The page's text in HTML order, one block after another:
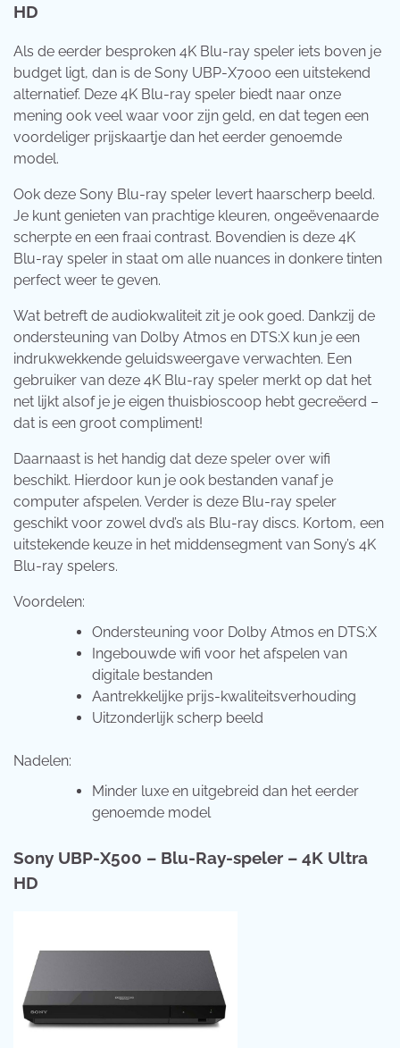
HD
Als de eerder besproken 4K Blu-ray speler iets boven je
budget ligt, dan is de Sony UBP-X7000 een uitstekend
alternatief. Deze 4K Blu-ray speler biedt naar onze
mening ook veel waar voor zijn geld, en dat tegen een
voordeliger prijskaartje dan het eerder genoemde
model.
Ook deze Sony Blu-ray speler levert haarscherp beeld.
Je kunt genieten van prachtige kleuren, ongeëvenaarde
scherpte en een fraai contrast. Bovendien is deze 4K
Blu-ray speler in staat om alle nuances in donkere tinten
perfect weer te geven.
Wat betreft de audiokwaliteit zit je ook goed. Dankzij de
ondersteuning van Dolby Atmos en DTS:X kun je een
indrukwekkende geluidsweergave verwachten. Een
gebruiker van deze 4K Blu-ray speler merkt op dat het
net lijkt alsof je je eigen thuisbioscoop hebt gecreëerd –
dat is een groot compliment!
Daarnaast is het handig dat deze speler over wifi
beschikt. Hierdoor kun je ook bestanden vanaf je
computer afspelen. Verder is deze Blu-ray speler
geschikt voor zowel dvd’s als Blu-ray discs. Kortom, een
uitstekende keuze in het middensegment van Sony’s 4K
Blu-ray spelers.
Voordelen:
Ondersteuning voor Dolby Atmos en DTS:X
Ingebouwde wifi voor het afspelen van
digitale bestanden
Aantrekkelijke prijs-kwaliteitsverhouding
Uitzonderlijk scherp beeld
Nadelen:
Minder luxe en uitgebreid dan het eerder
genoemde model
Sony UBP-X500 – Blu-Ray-speler – 4K Ultra
HD